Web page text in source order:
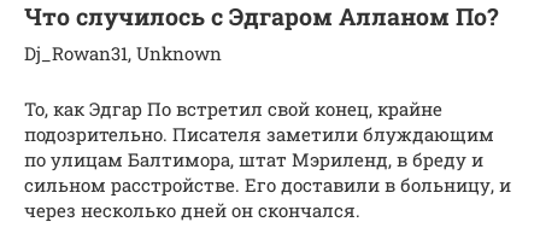
Что случилось с Эдгаром Алланом По?
Dj_Rowan31, Unknown
То, как Эдгар По встретил свой конец, крайне
подозрительно. Писателя заметили блуждающим
по улицам Балтимора, штат Мэриленд, в бреду и
сильном расстройстве. Его доставили в больницу, и
через несколько дней он скончался.